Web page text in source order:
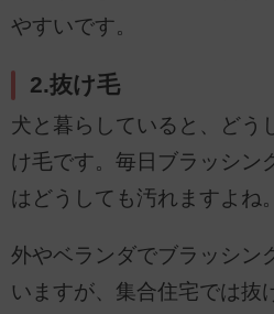
やすいです。
2.抜け毛
犬と暮らしていると、どう
け毛です。毎日ブラッシン
はどうしても汚れますよね。
外やベランダでブラッシン
いますが、集合住宅では抜